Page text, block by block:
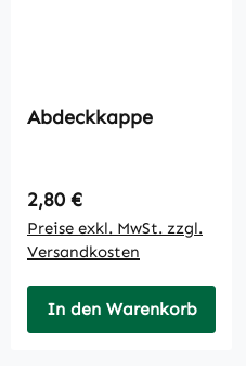
Abdeckkappe
Regulärer Preis:
2,80 €
Preise exkl. MwSt. zzgl.
Versandkosten
In den Warenkorb